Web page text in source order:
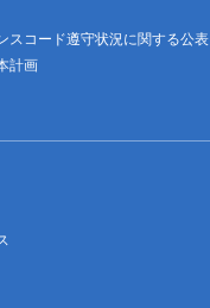
スコード遵守状況に関する公表
計画